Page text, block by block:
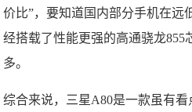
价比”，要知道国内部分手机在远
经搭载了性能更强的高通骁龙855
多。
综合来说，三星A80是一款虽有